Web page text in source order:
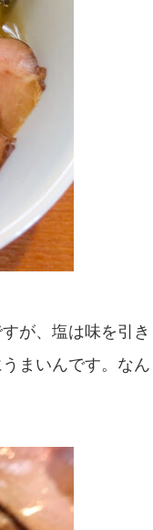
が、塩は味を引き
まいんです。なん